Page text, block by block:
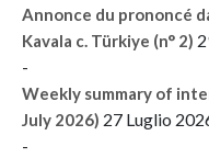
Annonce du prononcé
Kavala c. Türkiye (n° 2)
-
Weekly summary of
July 2026) 27 Luglio
-